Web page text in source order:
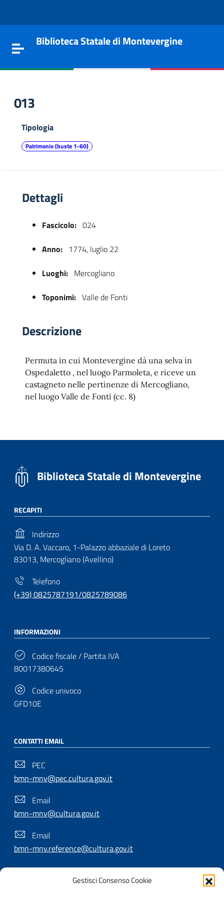
Gestisci Consenso Cookie
Toggle navigation
Biblioteca Statale di Montevergine
013
Tipologia
Patrimonio (buste 1-60)
Dettagli
Fascicolo: 024
Anno: 1774, luglio 22
Luoghi: Mercogliano
Toponimi: Valle de Fonti
Descrizione
Permuta in cui Montevergine dà una selva in
Ospedaletto , nel luogo Parmoleta, e riceve un
castagneto nelle pertinenze di Mercogliano,
nel luogo Valle de Fonti (cc. 8)
Biblioteca Statale di Montevergine
RECAPITI
Indirizzo
Via D. A. Vaccaro, 1-Palazzo abbaziale di Loreto
83013, Mercogliano (Avellino)
Telefono
(+39) 0825787191/0825789086
INFORMAZIONI
Codice fiscale / Partita IVA
80017380645
Codice univoco
GFD10E
CONTATTI EMAIL
PEC
bmn-mnv@pec.cultura.gov.it
Email
bmn-mnv@cultura.gov.it
Email
bmn-mnv.reference@cultura.gov.it